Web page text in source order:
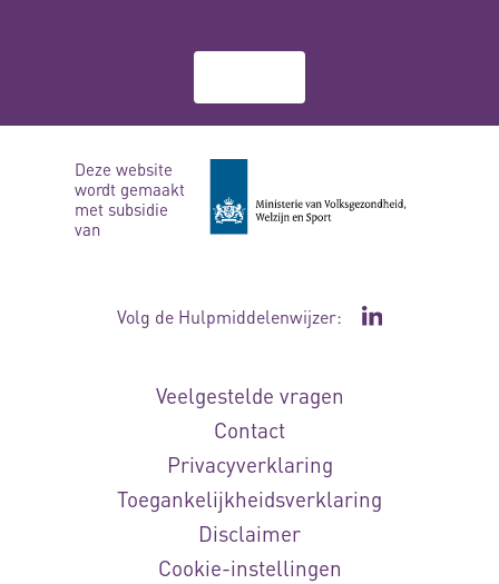
Deze website
wordt gemaakt
met subsidie
van
Volg de Hulpmiddelenwijzer: Ga naar de
Veelgestelde vragen
Contact
Privacyverklaring
Toegankelijkheidsverklaring
Disclaimer
Cookie-instellingen